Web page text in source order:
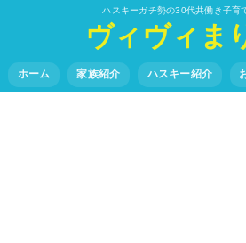
ハスキーガチ勢の30代共働き子育
ヴィヴィま
ホーム 家族紹介 ハスキー紹介